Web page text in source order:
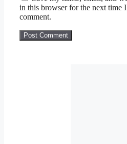
in this browser for the next time I
comment.